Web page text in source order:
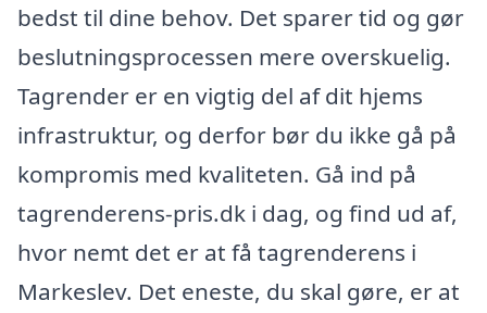
bedst til dine behov. Det sparer tid og gør
beslutningsprocessen mere overskuelig.
Tagrender er en vigtig del af dit hjems
infrastruktur, og derfor bør du ikke gå på
kompromis med kvaliteten. Gå ind på
tagrenderens-pris.dk i dag, og find ud af,
hvor nemt det er at få tagrenderens i
Markeslev. Det eneste, du skal gøre, er at